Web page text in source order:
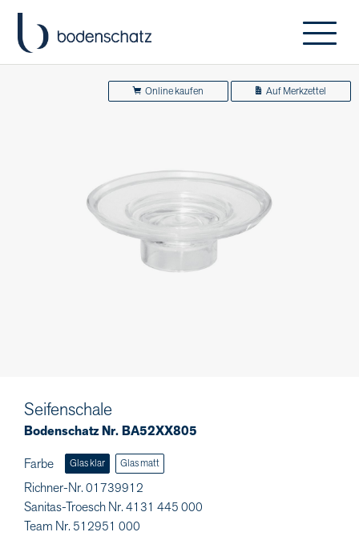
Online kaufen Auf Merkzettel
Seifenschale
Bodenschatz Nr. BA52XX805
Farbe
Glas klar Glas matt
Richner-Nr. 01739912
Sanitas-Troesch Nr. 4131 445 000
Team Nr. 512951 000